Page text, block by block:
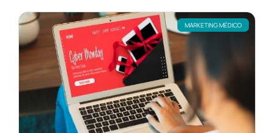
MARKETING MÉDICO